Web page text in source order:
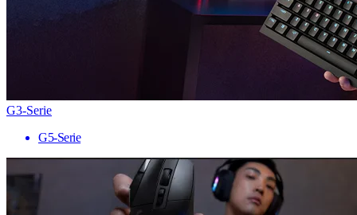
G3-Serie
G5-Serie